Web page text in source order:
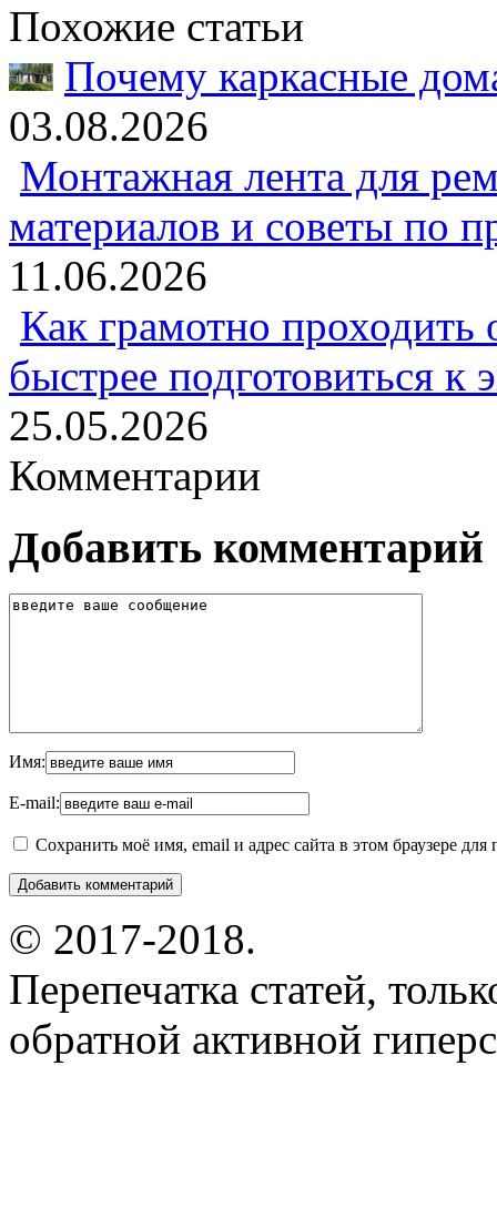
Похожие статьи
Почему каркасные
03.08.2026
Монтажная лента для
материалов и советы по
11.06.2026
Как грамотно проходить
быстрее подготовиться к
25.05.2026
Комментарии
Добавить комментарий
Имя:
E-mail:
Сохранить моё имя, email и адрес сайта в этом браузере
© 2017-2018.
Перепечатка статей,
обратной активной